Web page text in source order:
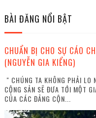
BÀI ĐĂNG NỔI BẬT
CHUẨN BỊ CHO SỰ CÁO
(NGUYỄN GIA KIỂNG)
" CHÚNG TA KHÔNG PHẢI LO
CỘNG SẢN SẼ ĐƯA TỚI MỘT
CỦA CÁC ĐẢNG CỘN...